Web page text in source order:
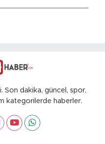
Son dakika, güncel, spor,
kategorilerde haberler.